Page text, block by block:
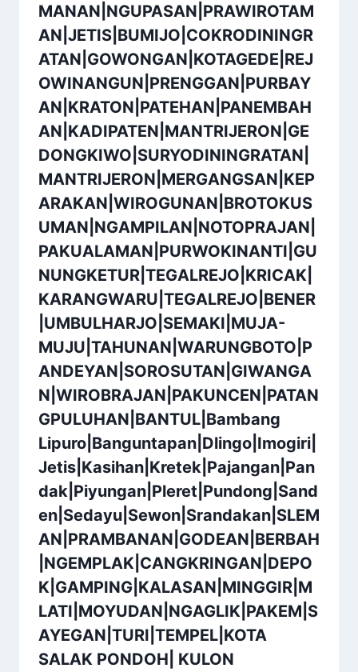
MANAN|NGUPASAN|PRAWIROTAM
AN|JETIS|BUMIJO|COKRODININGR
ATAN|GOWONGAN|KOTAGEDE|REJ
OWINANGUN|PRENGGAN|PURBAY
AN|KRATON|PATEHAN|PANEMBAH
AN|KADIPATEN|MANTRIJERON|GE
DONGKIWO|SURYODININGRATAN|
MANTRIJERON|MERGANGSAN|KEP
ARAKAN|WIROGUNAN|BROTOKUS
UMAN|NGAMPILAN|NOTOPRAJAN|
PAKUALAMAN|PURWOKINANTI|GU
NUNGKETUR|TEGALREJO|KRICAK|
KARANGWARU|TEGALREJO|BENER
|UMBULHARJO|SEMAKI|MUJA-
MUJU|TAHUNAN|WARUNGBOTO|P
ANDEYAN|SOROSUTAN|GIWANGA
N|WIROBRAJAN|PAKUNCEN|PATAN
GPULUHAN|BANTUL|Bambang
Lipuro|Banguntapan|Dlingo|Imogiri|
Jetis|Kasihan|Kretek|Pajangan|Pan
dak|Piyungan|Pleret|Pundong|Sand
en|Sedayu|Sewon|Srandakan|SLEM
AN|PRAMBANAN|GODEAN|BERBAH
|NGEMPLAK|CANGKRINGAN|DEPO
K|GAMPING|KALASAN|MINGGIR|M
LATI|MOYUDAN|NGAGLIK|PAKEM|S
AYEGAN|TURI|TEMPEL|KOTA
SALAK PONDOH| KULON